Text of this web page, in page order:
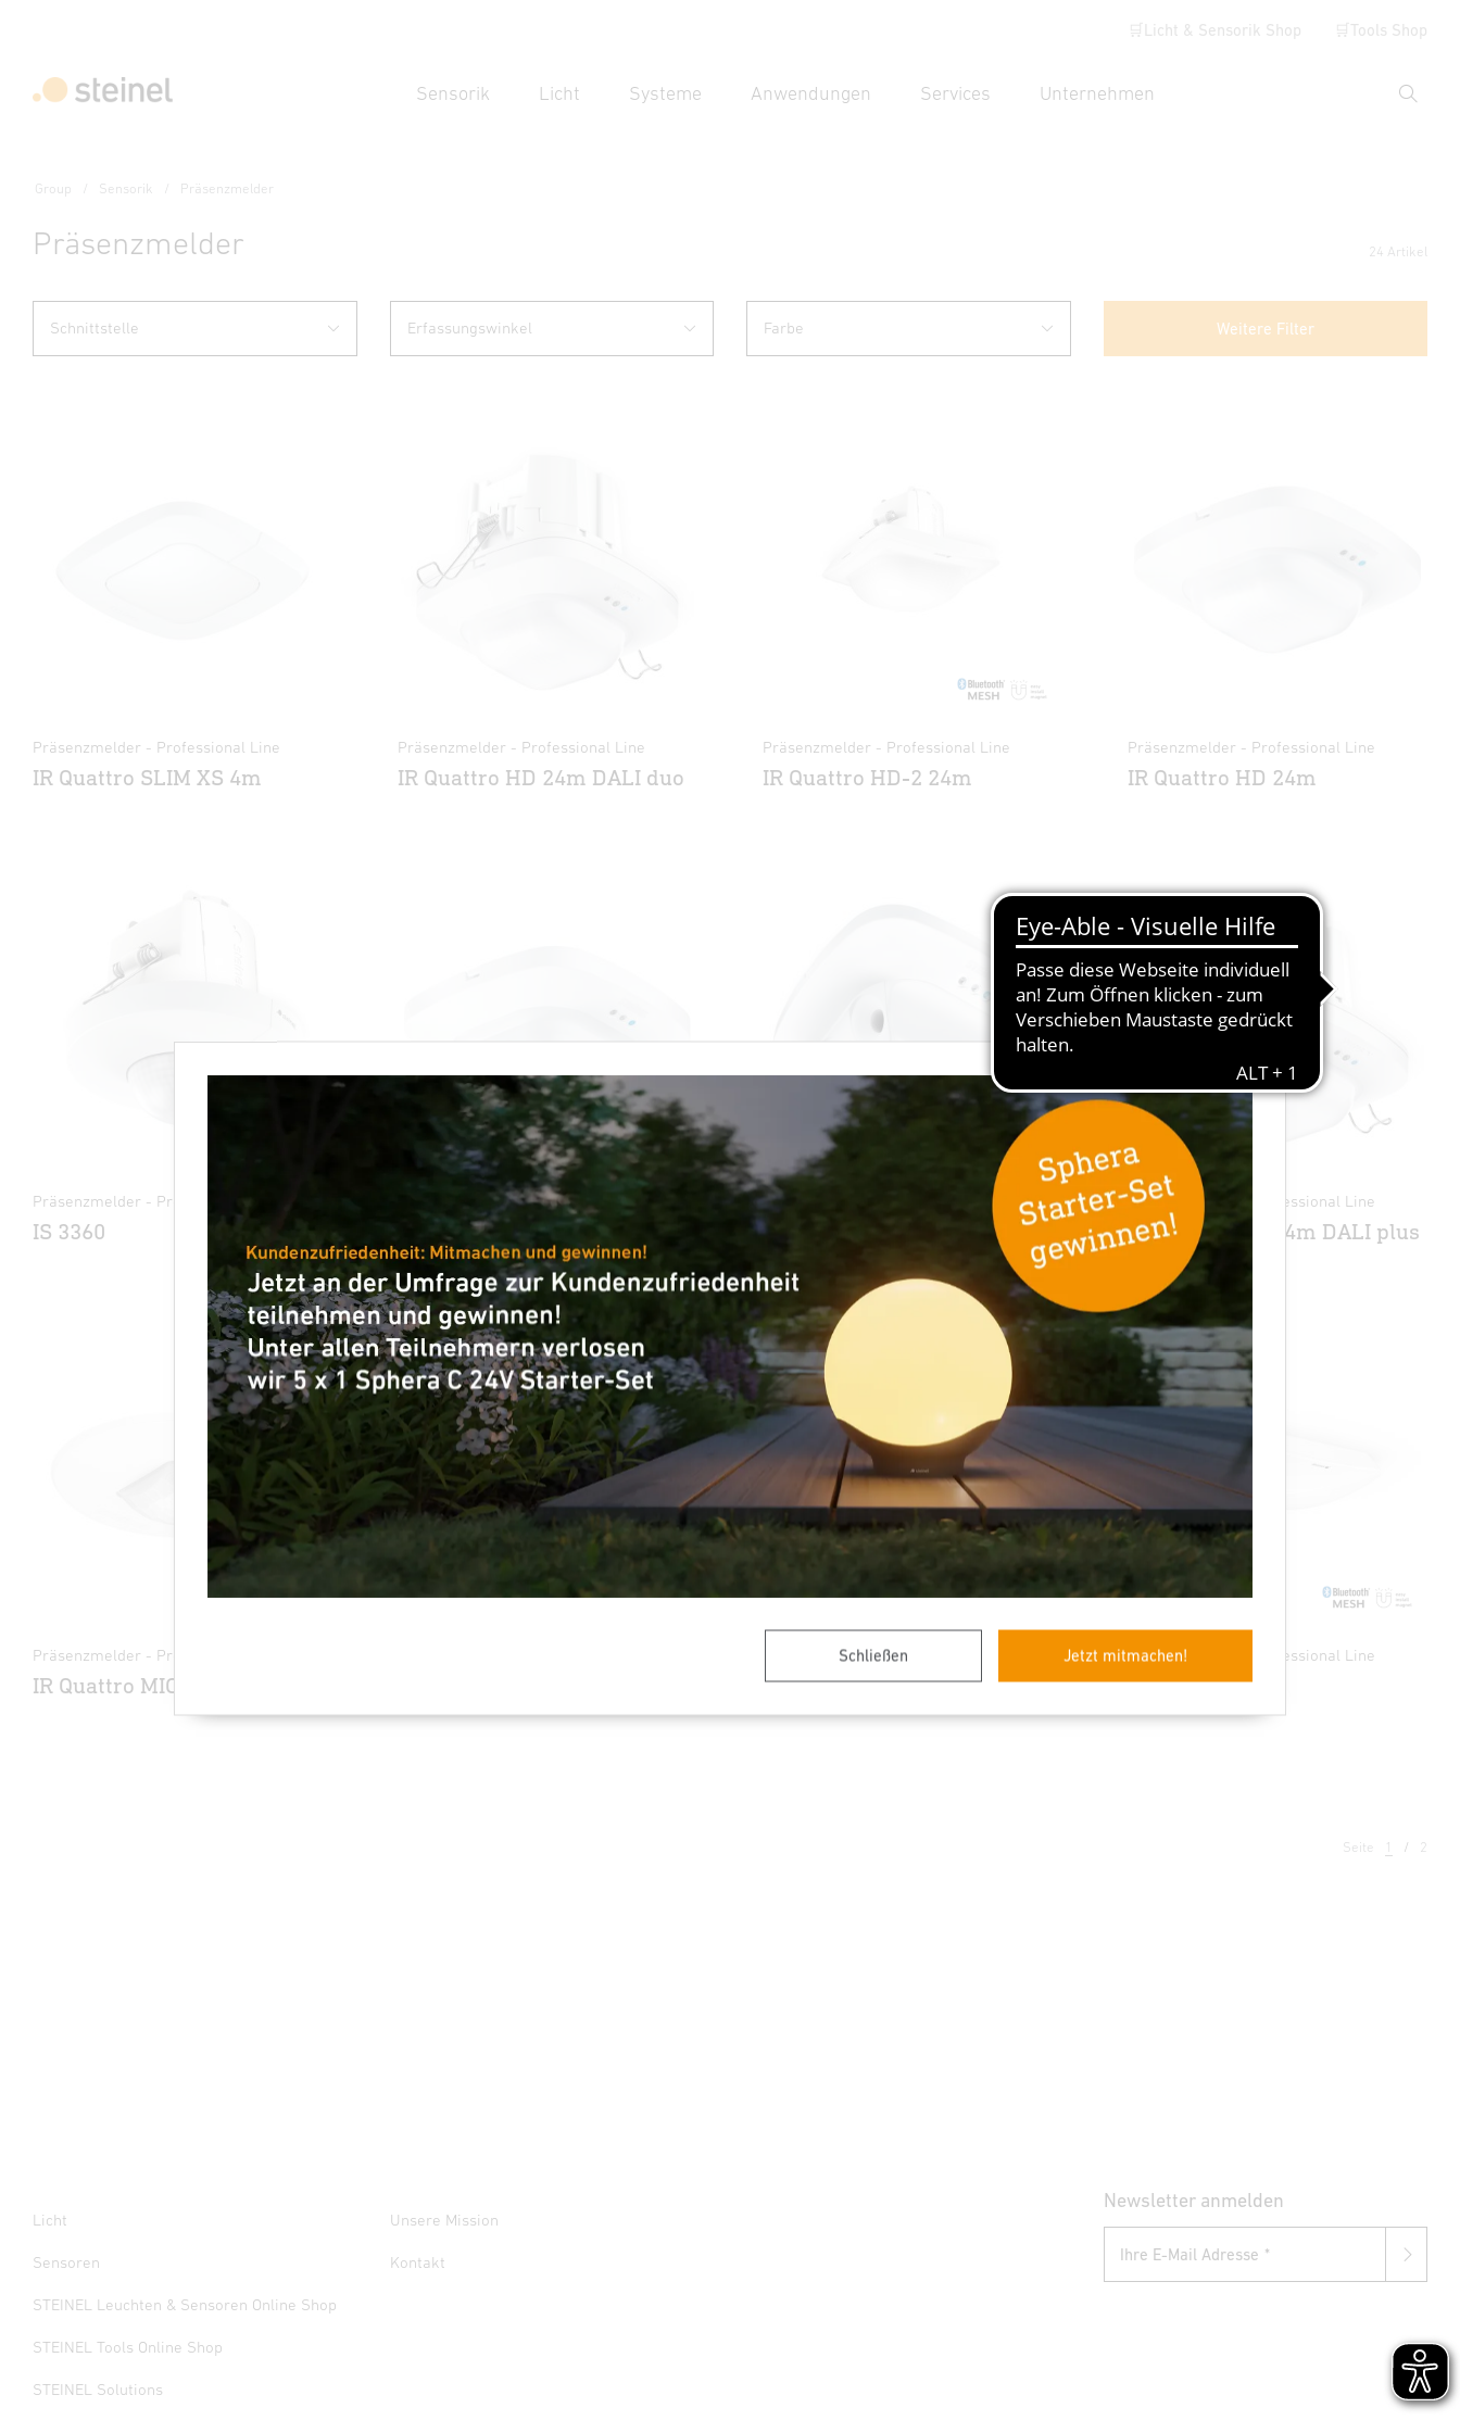
🛒Licht & Sensorik Shop 🛒Tools Shop
Sensorik Licht Systeme Anwendungen Services Unternehmen
Suche
×
Schließen Jetzt mitmachen!
Group Sensorik Präsenzmelder
Präsenzmelder 24 Artikel
Weitere Filter
Schnittstelle Erfassungswinkel Farbe
Präsenzmelder - Professional Line
IR Quattro SLIM XS 4m
Präsenzmelder - Professional Line
IR Quattro HD 24m DALI duo
Präsenzmelder - Professional Line
IR Quattro HD-2 24m
Präsenzmelder - Professional Line
IR Quattro HD 24m
Präsenzmelder - Professional Line
IS 3360
Präsenzmelder - Professional Line
IR Quattro 8m
Präsenzmelder - Professional Line
Dual US
Präsenzmelder - Professional Line
IR Quattro HD 24m DALI plus
Präsenzmelder - Professional Line
IR Quattro MICRO 6m
Präsenzschalter - Professional Line
HF 180
Präsenzmelder - Professional Line
True Presence
Seite 1 2
Licht
Sensoren
STEINEL Leuchten & Sensoren Online Shop
STEINEL Tools Online Shop
STEINEL Solutions
Unsere Mission
Kontakt
Newsletter anmelden
Ihre E-Mail Adresse